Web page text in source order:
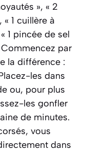
», « 2
1 cuillère à
1 pincée de sel
par
la différence :
les dans
ou, pour plus
les gonfler
de minutes.
vous
dans